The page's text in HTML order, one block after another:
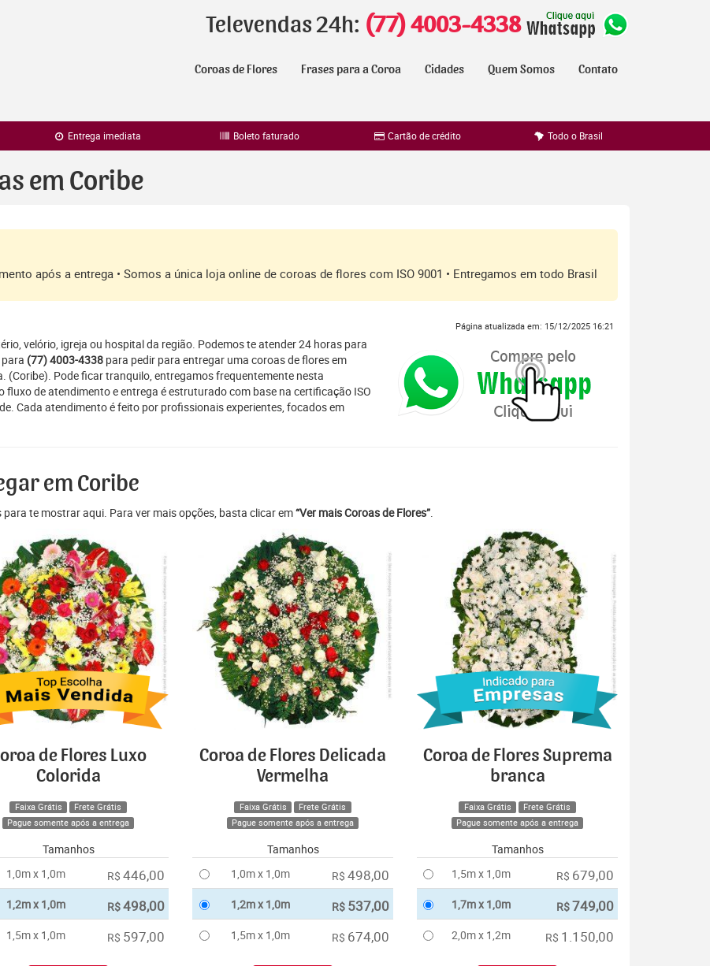
Televendas 24h: (77) 4003-4338
Coroas de Flores Frases para a Coroa Cidades Quem Somos Contato
Entrega imediata Boleto faturado Cartão de crédito Todo o Brasil
em Coribe
após a entrega • Somos a única loja online de coroas de flores com ISO 9001 • Entregamos em todo Brasil
Página atualizada em: 15/12/2025 16:21
velório, igreja ou hospital da região. Podemos te atender 24 horas para
(77) 4003-4338 para pedir para entregar uma coroas de flores em
Pode ficar tranquilo, entregamos frequentemente nesta
de atendimento e entrega é estruturado com base na certificação ISO
Cada atendimento é feito por profissionais experientes, focados em
em Coribe
te mostrar aqui. Para ver mais opções, basta clicar em“Ver mais Coroas de Flores”.
de Flores Luxo
Colorida
Faixa Grátis
Frete Grátis
Pague somente após a entrega
Tamanhos
1,0m x 1,0m
R$ 446,00
1,2m x 1,0m R$498,00
1,5m x 1,0m R$ 597,00
Coroa de Flores Delicada
Vermelha
Faixa Grátis
Frete Grátis
Pague somente após a entrega
Tamanhos
1,0m x 1,0m
R$ 498,00
1,2m x 1,0m R$ 537,00
1,5m x 1,0m R$ 674,00
Coroa de Flores Suprema
branca
Faixa Grátis
Frete Grátis
Pague somente após a entrega
Tamanhos
1,5m x 1,0m
R$ 679,00
1,7m x 1,0m R$749,00
2,0m x 1,2m R$ 1.150,00